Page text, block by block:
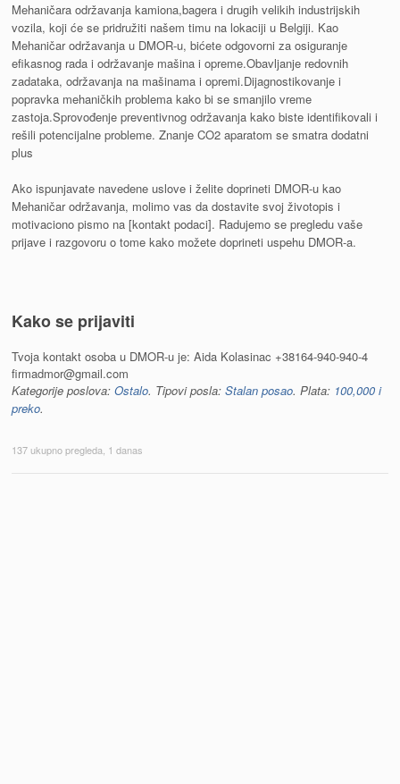
Mehaničara održavanja kamiona,bagera i drugih velikih industrijskih
vozila, koji će se pridružiti našem timu na lokaciji u Belgiji. Kao
Mehaničar održavanja u DMOR-u, bićete odgovorni za osiguranje
efikasnog rada i održavanje mašina i opreme.Obavljanje redovnih
zadataka, održavanja na mašinama i opremi.Dijagnostikovanje i
popravka mehaničkih problema kako bi se smanjilo vreme
zastoja.Sprovođenje preventivnog održavanja kako biste identifikovali i
rešili potencijalne probleme. Znanje CO2 aparatom se smatra dodatni
plus
Ako ispunjavate navedene uslove i želite doprineti DMOR-u kao
Mehaničar održavanja, molimo vas da dostavite svoj životopis i
motivaciono pismo na [kontakt podaci]. Radujemo se pregledu vaše
prijave i razgovoru o tome kako možete doprineti uspehu DMOR-a.
Kako se prijaviti
Tvoja kontakt osoba u DMOR-u je: Aida Kolasinac +38164-940-940-4
firmadmor@gmail.com
Kategorije poslova:Ostalo. Tipovi posla:Stalan posao. Plata: 100,000 i
preko.
137 ukupno pregleda, 1 danas